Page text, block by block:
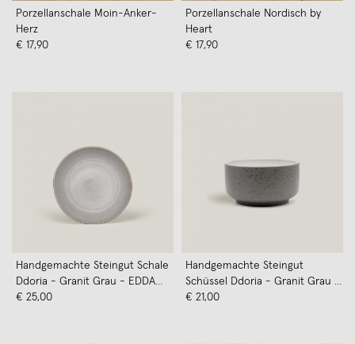
Porzellanschale Moin-Anker-
Herz
€ 17,90
Porzellanschale Nordisch by
Heart
€ 17,90
Handgemachte Steingut Schale
Ddoria - Granit Grau - EDDA
stoneware
€ 25,00
Handgemachte Steingut
Schüssel Ddoria - Granit Grau -
EDDA stoneware
€ 21,00